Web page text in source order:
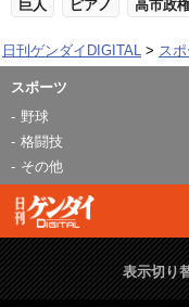
巨人 ピアノ 高市政
日刊ゲンダイDIGITAL ス
スポーツ
野球
格闘技
その他
表示切り